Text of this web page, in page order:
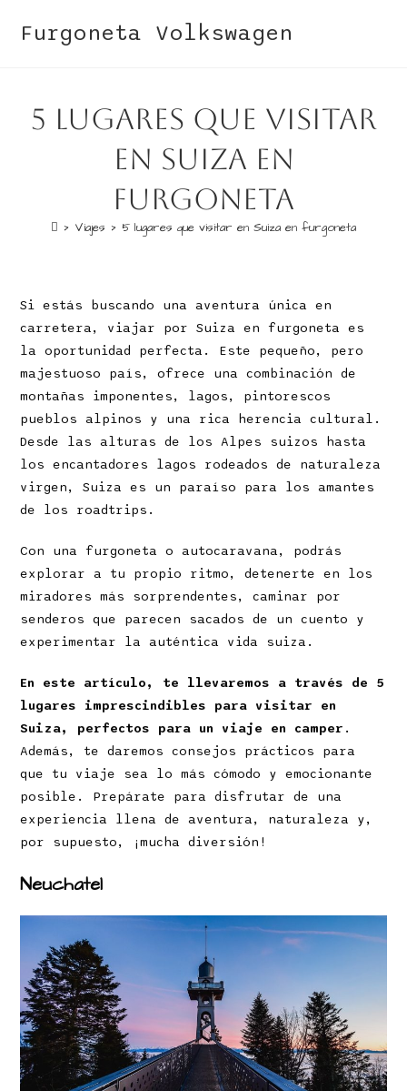
Furgoneta Volkswagen
5 lugares que visitar
en Suiza en
furgoneta
> Viajes > 5 lugares que visitar en Suiza en furgoneta
Si estás buscando una aventura única en
carretera, viajar por Suiza en furgoneta es
la oportunidad perfecta. Este pequeño, pero
majestuoso país, ofrece una combinación de
montañas imponentes, lagos, pintorescos
pueblos alpinos y una rica herencia cultural.
Desde las alturas de los Alpes suizos hasta
los encantadores lagos rodeados de naturaleza
virgen, Suiza es un paraíso para los amantes
de los roadtrips.
Con una furgoneta o autocaravana, podrás
explorar a tu propio ritmo, detenerte en los
miradores más sorprendentes, caminar por
senderos que parecen sacados de un cuento y
experimentar la auténtica vida suiza.
En este artículo, te llevaremos a través de 5
lugares imprescindibles para visitar en
Suiza, perfectos para un viaje en camper .
Además, te daremos consejos prácticos para
que tu viaje sea lo más cómodo y emocionante
posible. Prepárate para disfrutar de una
experiencia llena de aventura, naturaleza y,
por supuesto, ¡mucha diversión!
Neuchatel